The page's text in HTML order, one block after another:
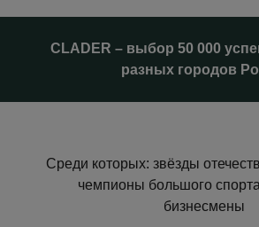
CLADER – выбор 50 000
разных городов
Среди которых: звёзды
чемпионы большого
бизнесмены